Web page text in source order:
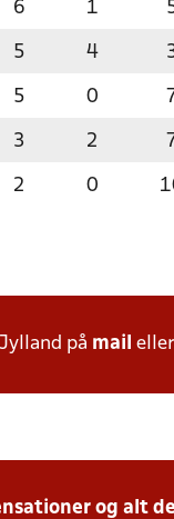
6 1
5 4
5 0
3 2
2 0
på mail
og alt